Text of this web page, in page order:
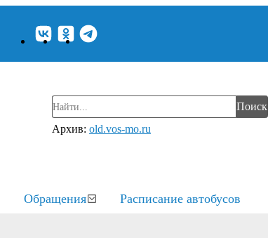
Поиск
Архив: old.vos-mo.ru
Обращения Расписание автобусов